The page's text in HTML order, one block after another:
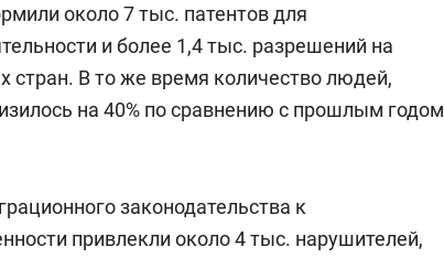
около 7 тыс. патентов для
и более 1,4 тыс. разрешений на
стран. В то же время количество людей,
на 40% по сравнению с прошлым годом
законодательства к
привлекли около 4 тыс. нарушителей,